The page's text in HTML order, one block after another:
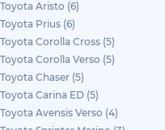
Toyota Aristo (6)
Toyota Prius (6)
Toyota Corolla Cross (5)
Toyota Corolla Verso (5)
Toyota Chaser (5)
Toyota Carina ED (5)
Toyota Avensis Verso (4)